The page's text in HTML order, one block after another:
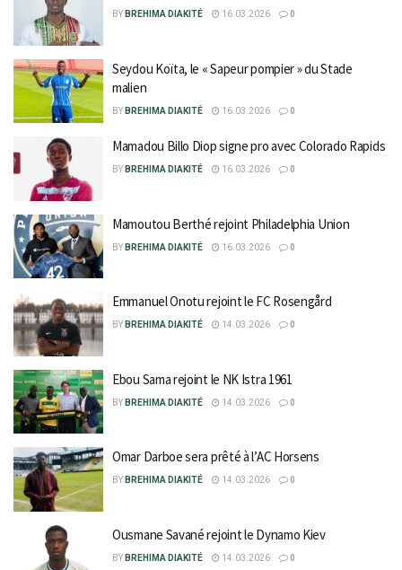
BY BREHIMA DIAKITÉ 16.03.2026 0
Seydou Koïta, le « Sapeur pompier » du Stade
malien
BY BREHIMA DIAKITÉ 16.03.2026 0
Mamadou Billo Diop signe pro avec Colorado Rapids
BY BREHIMA DIAKITÉ 16.03.2026 0
Mamoutou Berthé rejoint Philadelphia Union
BY BREHIMA DIAKITÉ 16.03.2026 0
Emmanuel Onotu rejoint le FC Rosengård
BY BREHIMA DIAKITÉ 14.03.2026 0
Ebou Sama rejoint le NK Istra 1961
BY BREHIMA DIAKITÉ 14.03.2026 0
Omar Darboe sera prêté à l’AC Horsens
BY BREHIMA DIAKITÉ 14.03.2026 0
Ousmane Savané rejoint le Dynamo Kiev
BY BREHIMA DIAKITÉ 14.03.2026 0